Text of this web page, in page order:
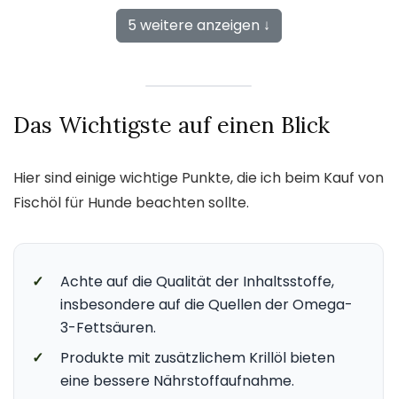
5 weitere anzeigen ↓
Das Wichtigste auf einen Blick
Hier sind einige wichtige Punkte, die ich beim Kauf von
Fischöl für Hunde beachten sollte.
✓
Achte auf die Qualität der Inhaltsstoffe,
insbesondere auf die Quellen der Omega-
3-Fettsäuren.
✓
Produkte mit zusätzlichem Krillöl bieten
eine bessere Nährstoffaufnahme.